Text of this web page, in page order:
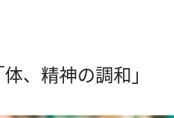
、精神の調和」